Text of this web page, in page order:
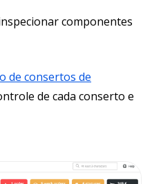
componentes
de consertos de
de cada conserto e